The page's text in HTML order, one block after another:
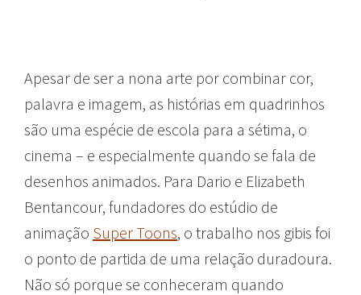
Apesar de ser a nona arte por combinar cor,
palavra e imagem, as histórias em quadrinhos
são uma espécie de escola para a sétima, o
cinema – e especialmente quando se fala de
desenhos animados. Para Dario e Elizabeth
Bentancour, fundadores do estúdio de
animação Super Toons, o trabalho nos gibis foi
o ponto de partida de uma relação duradoura.
Não só porque se conheceram quando